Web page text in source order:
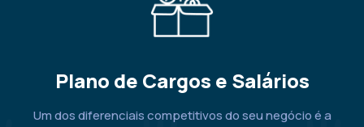
Plano de Cargos e Salários
Um dos diferenciais competitivos do seu negócio é a